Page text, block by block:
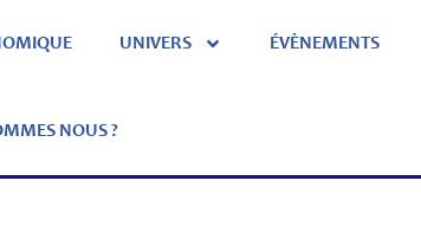
UNIVERS ÉVÈNEMENTS
NOUS ?